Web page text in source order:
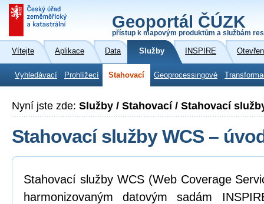
Geoportál ČÚZK
přístup k mapovým produktům a službám
Vítejte Aplikace Data Služby INSPIRE
Vyhledávací Prohlížecí Stahovací Geoprocessingové
Nyní jste zde: Služby / Stahovací / Stahovací
Stahovací služby WCS –
Stahovací služby WCS (Web Coverage
harmonizovaným datovým sadám